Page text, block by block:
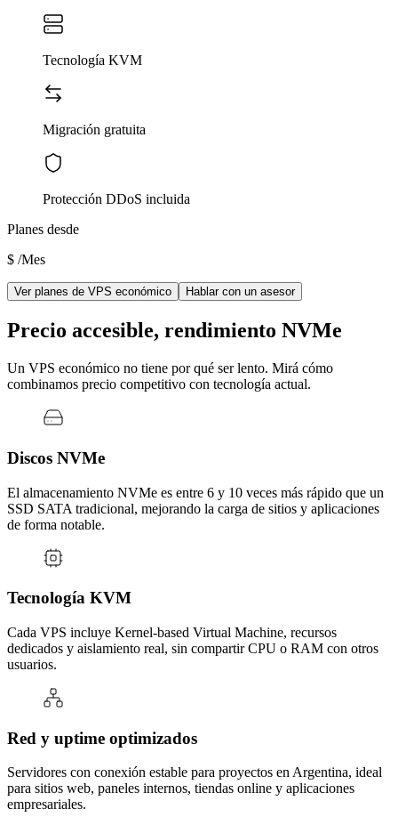
Tecnología KVM
Migración gratuita
Protección DDoS incluida
Planes desde
$ /Mes
Ver planes de VPS económico Hablar con un asesor
Precio accesible, rendimiento NVMe
Un VPS económico no tiene por qué ser lento. Mirá cómo
combinamos precio competitivo con tecnología actual.
Discos NVMe
El almacenamiento NVMe es entre 6 y 10 veces más rápido que un
SSD SATA tradicional, mejorando la carga de sitios y aplicaciones
de forma notable.
Tecnología KVM
Cada VPS incluye Kernel-based Virtual Machine, recursos
dedicados y aislamiento real, sin compartir CPU o RAM con otros
usuarios.
Red y uptime optimizados
Servidores con conexión estable para proyectos en Argentina, ideal
para sitios web, paneles internos, tiendas online y aplicaciones
empresariales.